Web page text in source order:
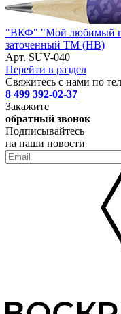
"ВКФ" "Мой любимый
заточенный ТМ (HB)
Арт. SUV-040
Перейти в раздел
Свяжитесь с нами по
8 499 392-02-37
Закажите
обратный звонок
Подписывайтесь
на наши новости